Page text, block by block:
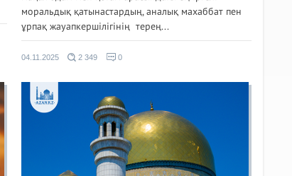
моральдық қатынастардың, аналық махаббат пен
ұрпақ жауапкершілігінің терең...
04.11.2025 2 349 0